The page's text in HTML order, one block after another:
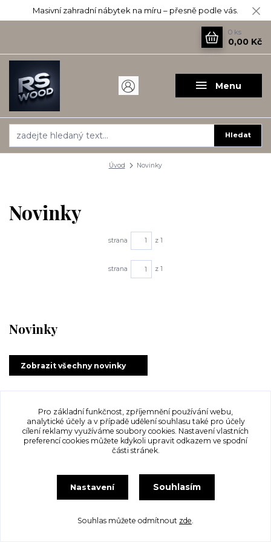
Masivní zahradní nábytek na míru – přesně podle vás.
Menu
Hledat
0 ks
0,00 Kč
Úvod Novinky
Novinky
Zobrazit všechny novinky
Novinky
strana z 1
strana z 1
Upravit sběr cookies.
Vytvořeno na Eshop-rychle.cz
Pro základní funkčnost, zpříjemnění používání webu,
analytické účely a v případě udělení souhlasu také pro účely
cílení reklamy využíváme soubory cookies. Nastavení vlastních
preferencí cookies můžete kdykoli upravit odkazem ve spodní
části stránek.
Nastavení Souhlasím
Souhlas můžete odmítnout zde